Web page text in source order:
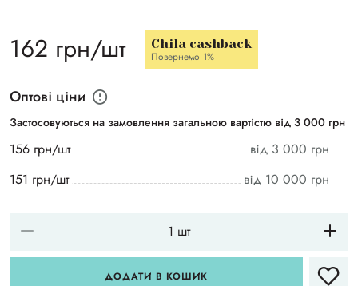
162 грн/шт Chila cashback
Повернемо 1%
Оптові ціни
Застосовуються на замовлення загальною вартістю від 3 000 грн
156 грн/шт
від 3 000 грн
151 грн/шт
від 10 000 грн
ДОДАТИ В КОШИК